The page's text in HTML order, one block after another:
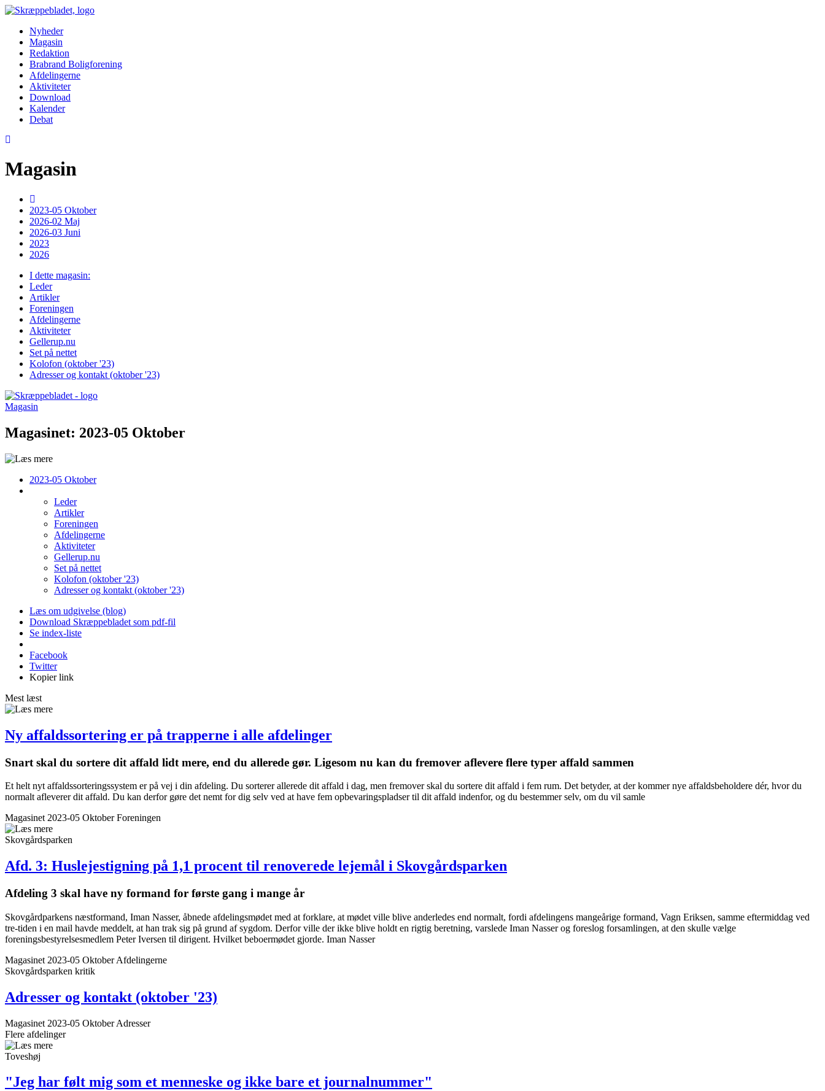
Nyheder
Magasin
Redaktion
Brabrand Boligforening
Afdelingerne
Aktiviteter
Download
Kalender
Debat
Magasin
2023-05 Oktober
2026-02 Maj
2026-03 Juni
2023
2026
I dette magasin:
Leder
Artikler
Foreningen
Afdelingerne
Aktiviteter
Gellerup.nu
Set på nettet
Kolofon (oktober '23)
Adresser og kontakt (oktober '23)
Magasin
Magasinet: 2023-05 Oktober
2023-05 Oktober
Leder
Artikler
Foreningen
Afdelingerne
Aktiviteter
Gellerup.nu
Set på nettet
Kolofon (oktober '23)
Adresser og kontakt (oktober '23)
Læs om udgivelse (blog)
Download Skræppebladet som pdf-fil
Se index-liste
Facebook
Twitter
Kopier link
Mest læst
Ny affaldssortering er på trapperne i alle afdelinger
Snart skal du sortere dit affald lidt mere, end du ­allerede gør. Ligesom nu kan du fremover aflevere flere typer affald sammen
Et helt nyt affaldssorteringssystem er på vej i din afdeling. Du sorterer allerede dit affald i dag, men fremover skal du sortere dit affald i fem rum. Det betyder, at der kommer nye affaldsbeholdere dér, hvor du
normalt afleverer dit affald. Du kan derfor gøre det nemt for dig selv ved at have fem opbevaringspladser til dit affald indenfor, og du bestemmer selv, om du vil samle
Magasinet 2023-05 Oktober Foreningen
Skovgårdsparken
Afd. 3: Husleje­stigning på 1,1 procent til ­renoverede lejemål i Skovgårds­parken
Afdeling 3 skal have ny formand for første gang i mange år
Skovgårdparkens næstformand, Iman Nasser, åbnede afdelingsmødet med at forklare, at mødet ville blive anderledes end normalt, fordi afdelingens mangeårige formand, Vagn Eriksen, samme eftermiddag ved
tre-tiden i en mail havde meddelt, at han trak sig på grund af sygdom. Derfor ville der ikke blive holdt en rigtig beretning, varslede Iman Nasser og foreslog forsamlingen, at den skulle vælge
foreningsbestyrelsesmedlem Peter Iversen til dirigent. Hvilket beboermødet gjorde. Iman Nasser
Magasinet 2023-05 Oktober Afdelingerne
Skovgårdsparken kritik
Adresser og kontakt (oktober '23)
Magasinet 2023-05 Oktober Adresser
Flere afdelinger
Toveshøj
"Jeg har følt mig som et menneske og ikke bare et journalnummer"